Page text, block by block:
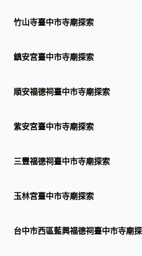
竹山寺臺中市寺廟探索
鎮安宮臺中市寺廟探索
順安福德祠臺中市寺廟探索
紫安宮臺中市寺廟探索
三豐福德祠臺中市寺廟探索
玉林宮臺中市寺廟探索
台中市西區藍興福德祠臺中市寺廟